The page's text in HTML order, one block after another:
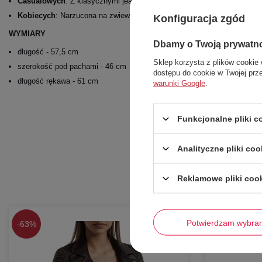
Kobiecych: Narzucona na zwiewną sukienkę w kwiaty, przełamując jej
WYMIARY
długość - 57,5 cm
szerokość pod pachami - 46 cm
długość rękawa - 61 cm
-63% -58%
Konfiguracja zgód
Dbamy o Twoją
Sklep korzysta z plików cookie
dostępu do cookie w Twojej
warunki Google
Funkcjonalne pliki
Analityczne pliki
Reklamowe pliki
Potwierdzam